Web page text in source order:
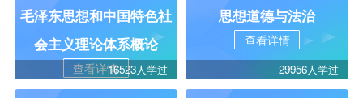
毛泽东思想和中国特色社
会主义理论体系概论
查看详情16523人学过
思想道德与法治
查看详情
29956人学过